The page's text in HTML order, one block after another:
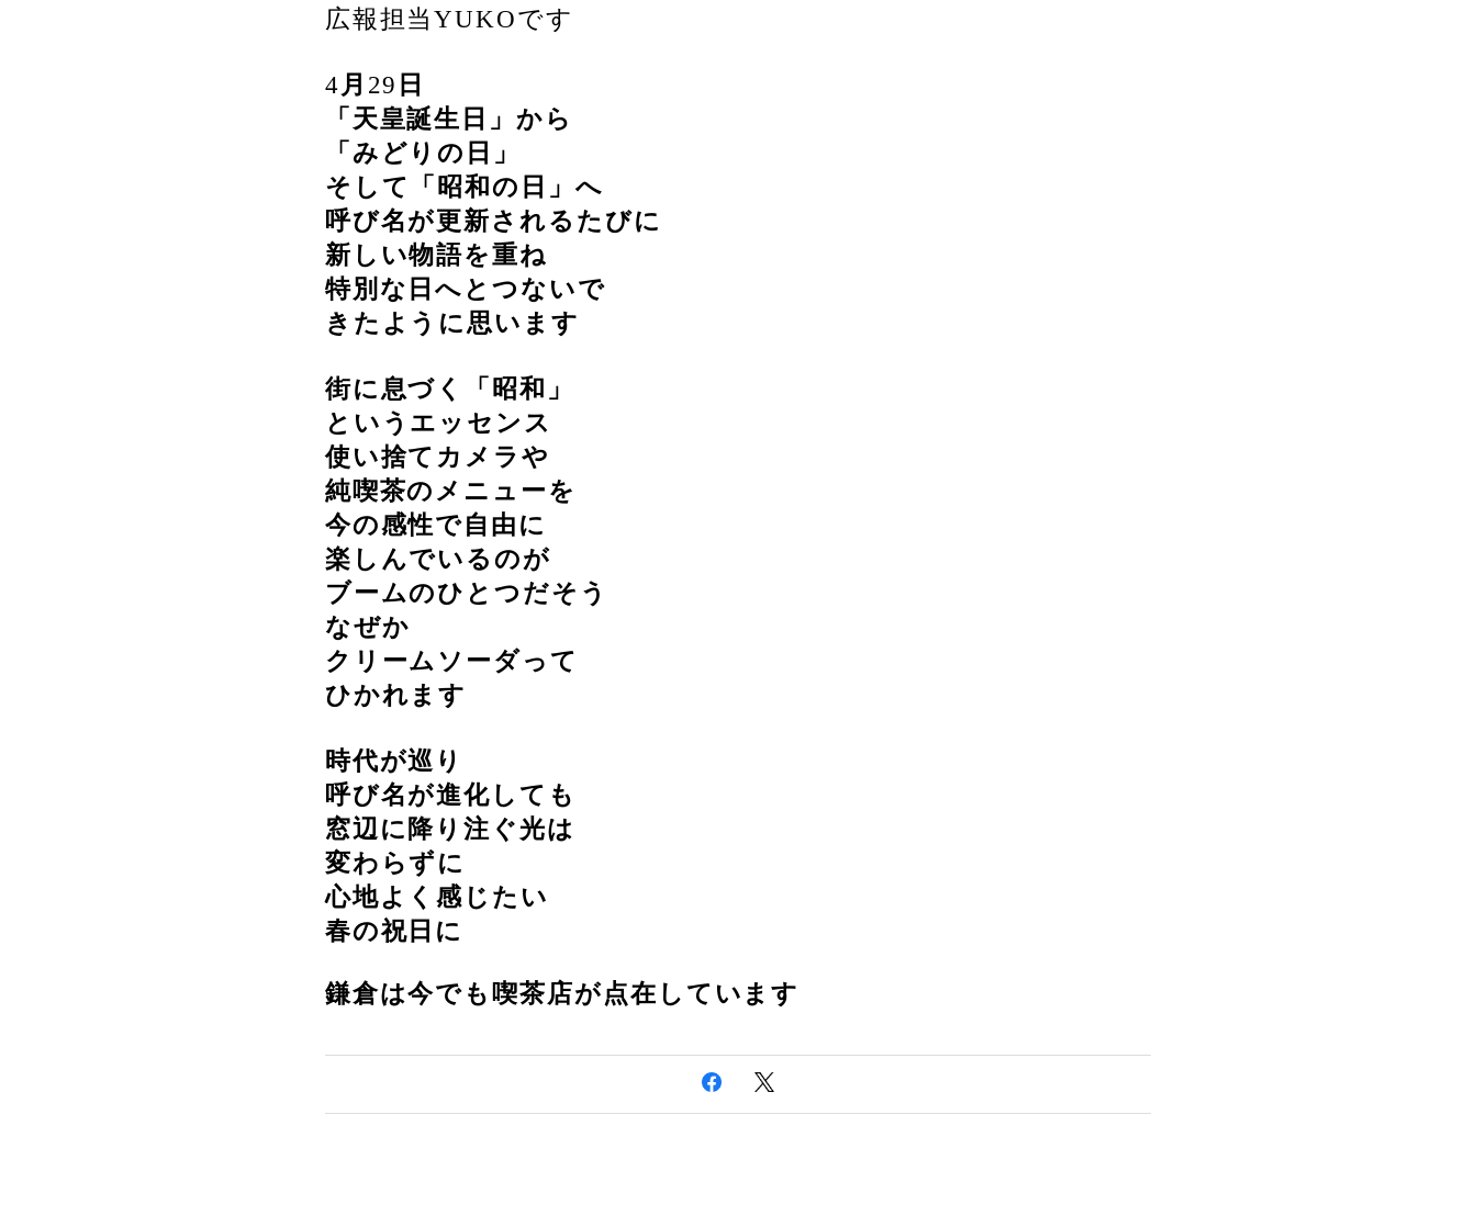
広報担当YUKOです
4 月 29 日
「天皇誕生日」から
「みどりの日」
そして「昭和の日」へ
呼び名が更新されるたびに
新しい物語を重ね
特別な日へとつないで
きたように 思います
街に息づく「昭和」
というエッセンス
使い捨てカメラや
純喫茶のメニューを
今の感性で自由に
楽しんでいるのが
ブームのひとつだそう
なぜか
クリームソーダって
ひかれます
時代が巡り
呼び名が進化しても
窓辺に降り注ぐ光は
変わらずに
心地よく感じたい
春の祝日に
鎌倉は今でも喫茶店が点在しています